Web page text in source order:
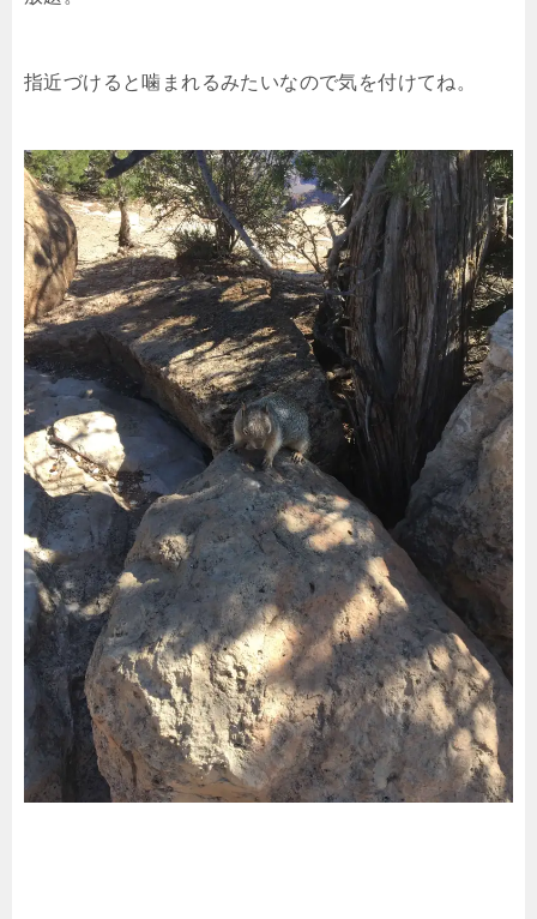
指近づけると噛まれるみたいなので気を付けてね。